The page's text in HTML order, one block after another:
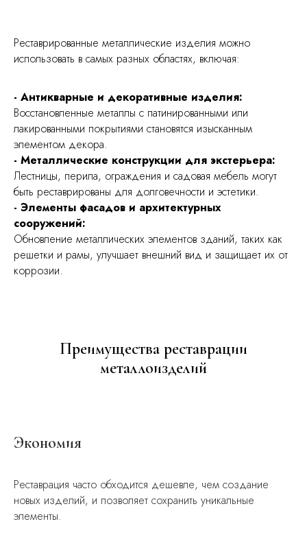
Реставрированные металлические изделия можно
использовать в самых разных областях, включая:
- Антикварные и декоративные изделия:
Восстановленные металлы с патинированными или
лакированными покрытиями становятся изысканным
элементом декора.
- Металлические конструкции для экстерьера:
Лестницы, перила, ограждения и садовая мебель могут
быть реставрированы для долговечности и эстетики.
- Элементы фасадов и архитектурных
сооружений:
Обновление металлических элементов зданий, таких как
решетки и рамы, улучшает внешний вид и защищает их от
коррозии.
Преимущества реставрации
металлоизделий
Экономия
Реставрация часто обходится дешевле, чем создание
новых изделий, и позволяет сохранить уникальные
элементы.